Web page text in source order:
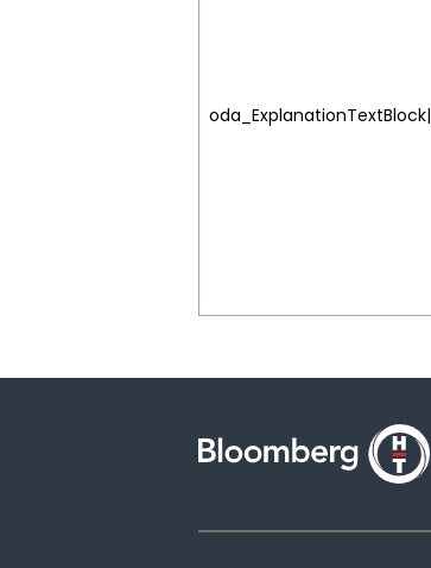
oda_ExplanationTextBlock|